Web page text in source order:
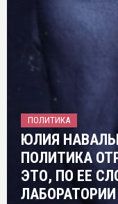
ПОЛИТИКА
ЮЛИЯ
ПОЛИТИКА
ЭТО, ПО ЕЕ
ЛАБОРАТОРИИ